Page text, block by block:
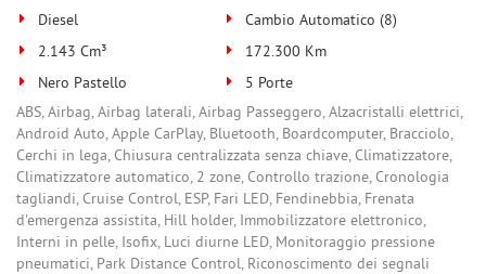
Diesel
Cambio Automatico (8)
2.143 Cm³
172.300 Km
Nero Pastello
5 Porte
ABS, Airbag, Airbag laterali, Airbag Passeggero, Alzacristalli elettrici,
Android Auto, Apple CarPlay, Bluetooth, Boardcomputer, Bracciolo,
Cerchi in lega, Chiusura centralizzata senza chiave, Climatizzatore,
Climatizzatore automatico, 2 zone, Controllo trazione, Cronologia
tagliandi, Cruise Control, ESP, Fari LED, Fendinebbia, Frenata
d'emergenza assistita, Hill holder, Immobilizzatore elettronico,
Interni in pelle, Isofix, Luci diurne LED, Monitoraggio pressione
pneumatici, Park Distance Control, Riconoscimento dei segnali